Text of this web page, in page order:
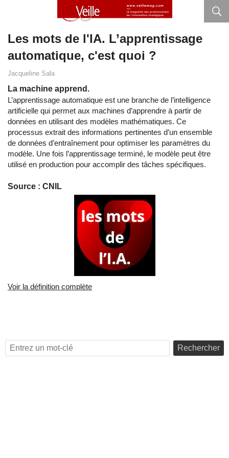
Les mots de l'IA. L’apprentissage
automatique, c'est quoi ?
Jacqueline Sala
La machine apprend.
L’apprentissage automatique est une branche de l’intelligence
artificielle qui permet aux machines d’apprendre à partir de
données en utilisant des modèles mathématiques. Ce
processus extrait des informations pertinentes d’un ensemble
de données d’entraînement pour optimiser les paramètres du
modèle. Une fois l’apprentissage terminé, le modèle peut être
utilisé en production pour accomplir des tâches spécifiques.
Source : CNIL
Voir la définition complète
Rechercher